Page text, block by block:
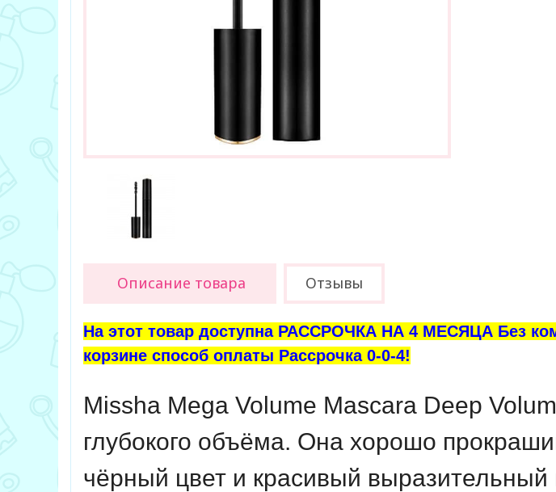
Описание товара Отзывы
На этот товар доступна РАССРОЧКА НА 4 МЕСЯЦА Без
корзине способ оплаты Рассрочка 0-0-4!
Missha Mega Volume Mascara Deep
глубокого объёма. Она хорошо
чёрный цвет и красивый выразительный